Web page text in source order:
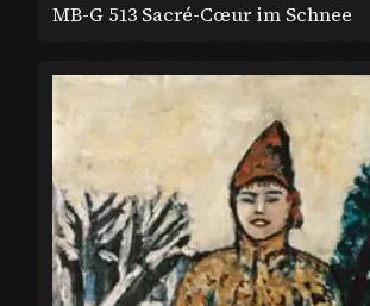
MB-G 513 Sacré-Cœur im Schnee